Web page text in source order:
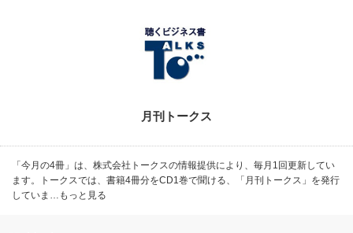
月刊トークス
「今月の4冊」は、株式会社トークスの情報提供により、毎月1回更新してい
ます。トークスでは、書籍4冊分をCD1巻で聞ける、「月刊トークス」を発行
していま…もっと見る